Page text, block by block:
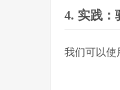
4. 实践：
我们可以使